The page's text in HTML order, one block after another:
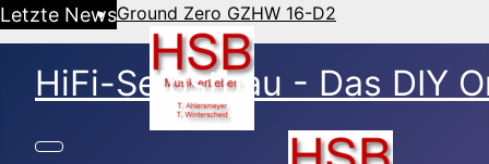
Letzte NewsGround Zero GZHW 16-D2
HiFi-Selbstbau - Das DIY